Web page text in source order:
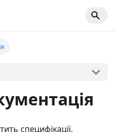
специфікації,